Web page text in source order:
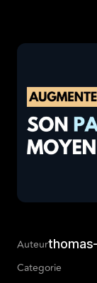
Auteur
Categorie